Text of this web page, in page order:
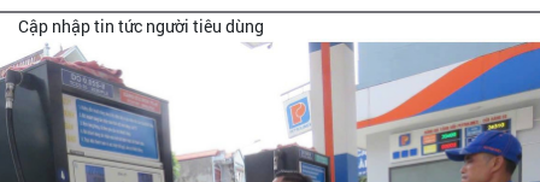
Cập nhập tin tức người tiêu dùng